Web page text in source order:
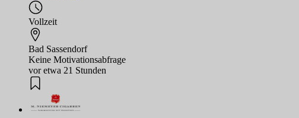
Vollzeit
Bad Sassendorf
Keine Motivationsabfrage
vor etwa 21 Stunden